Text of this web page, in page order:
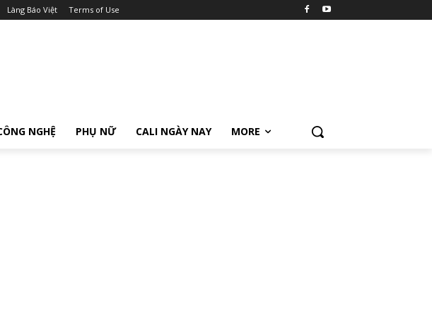
Làng Báo Việt Terms of Use
NGHỆ PHỤ NỮ CALI NGÀY NAY MORE